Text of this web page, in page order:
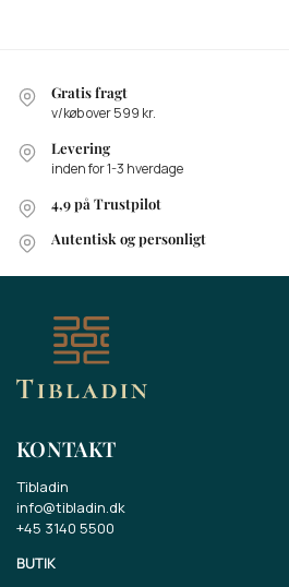
Gratis fragt
v/køb over 599 kr.
Levering
inden for 1-3 hverdage
4,9 på Trustpilot
Autentisk og personligt
KONTAKT
Tibladin
info@tibladin.dk
+45 3140 5500
BUTIK